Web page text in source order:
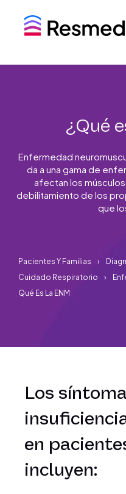
¿Qué
Enfermedad
da a una gama de
afectan los
debilitamiento de los
que
Pacientes Y Familias
Cuidado Respiratorio
Qué Es La ENM
Los
en
incluyen: